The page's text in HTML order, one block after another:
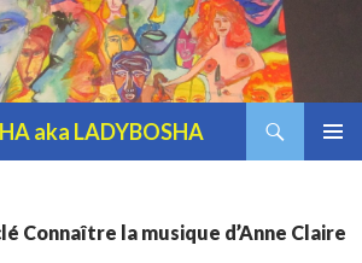
aka LADYBOSHA
Connaître la musique d’Anne Claire